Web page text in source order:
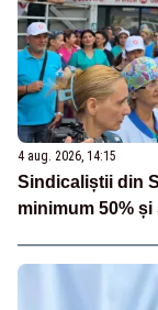
4 aug. 2026, 14:15
Sindicaliștii din
minimum 50%